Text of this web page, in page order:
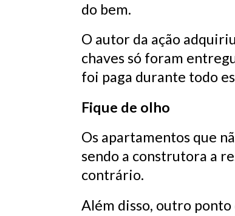
do bem.
O autor da ação
chaves só foram
foi paga durante todo
Fique de olho
Os apartamentos que
sendo a construtora a
contrário.
Além disso, outro ponto